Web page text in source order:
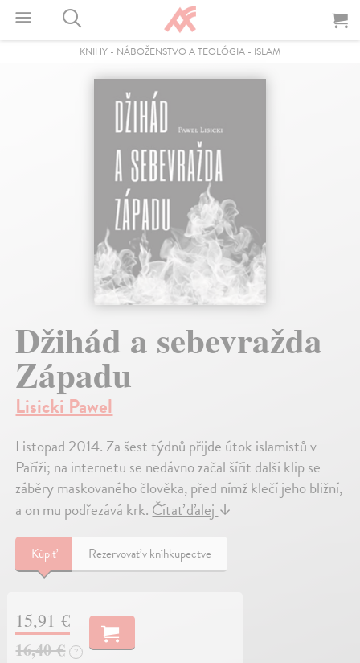
KNIHY - NÁBOŽENSTVO A TEOLÓGIA - ISLAM
Džihád a sebevražda
Západu
Lisicki Pawel
Listopad 2014. Za šest týdnů přijde útok islamistů v
Paříži; na internetu se nedávno začal šířit další klip se
záběry maskovaného člověka, před nímž klečí jeho bližní,
a on mu podřezává krk.Čítať ďalej↓
Kúpiť Rezervovať v kníhkupectve
15,91 €
16,40 €
?